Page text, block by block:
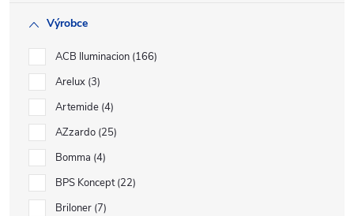
Výrobce
ACB Iluminacion 166
Arelux 3
Artemide 4
AZzardo 25
Bomma 4
BPS Koncept 22
Briloner 7